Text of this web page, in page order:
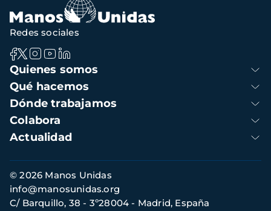
Navegación
principal
Quienes somos
Qué hacemos
Dónde trabajamos
Colabora
Actualidad
Redes sociales
Información
de
contacto
© 2026 Manos Unidas
C/ Barquillo, 38 - 3º28004 - Madrid, España
info@manosunidas.org